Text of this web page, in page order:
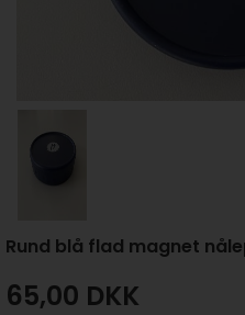
Rund blå flad magnet
65,00 DKK